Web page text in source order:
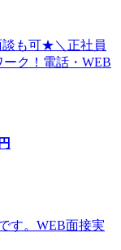
談も可★＼正社員
ク！電話・WEB
円
す。WEB面接実